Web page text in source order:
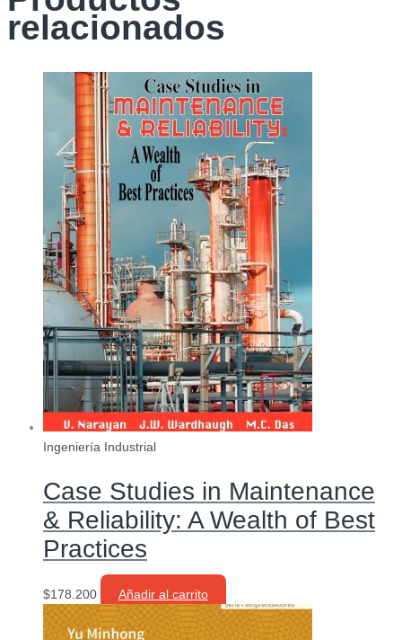
relacionados
Ingeniería Industrial
Case Studies in Maintenance
& Reliability: A Wealth of Best
Practices
$178.200 Añadir al carrito